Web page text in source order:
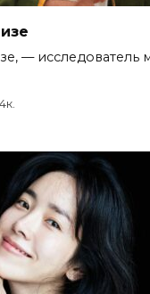
— исследователь